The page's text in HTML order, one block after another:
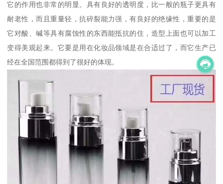
它的作用也非常的明显。具有良好的透明度，比一般的瓶子更具有
耐老性，而且重量轻，抗碎裂能力强，有良好的绝缘性，重要的是
它对酸、碱等具有腐蚀性的东西能抵抗的住，造型上面也可以加工
变得美观起来。它要是用在化妆品领域是在合适过了，而它生产已
经在全国范围都得到了很好的体现。